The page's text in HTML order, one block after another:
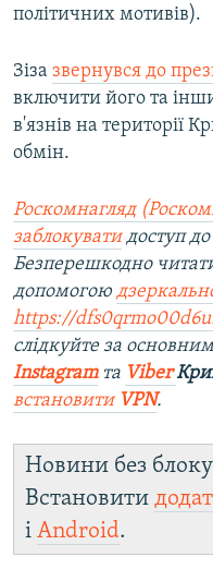
політичних мотивів).
Зіза звернувся до
включити його та
в'язнів на території
обмін.
Роскомнагляд
заблокуватидоступ
Безперешкодно
допомогою
https://
слідкуйте за
Instagramта Viber
встановити VPN.
Новини без
Встановити
і Android.